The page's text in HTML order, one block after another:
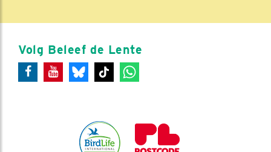
Volg Beleef de Lente